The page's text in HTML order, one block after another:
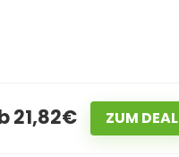
21,82€ ZUM DEAL